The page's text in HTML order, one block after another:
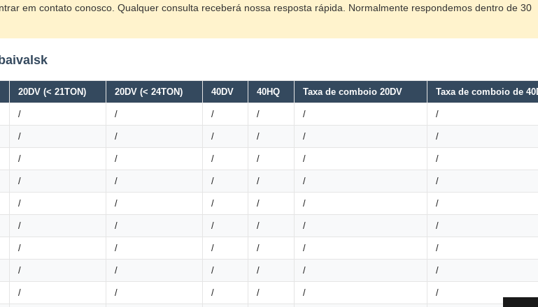
em contato conosco. Qualquer consulta receberá nossa resposta rápida. Normalmente respondemos dentro de 30
20DV (< 21TON) 20DV (< 24TON) 40DV 40HQ Taxa de comboio 20DV Taxa de comboio de
/ / / / / /
/ / / / / /
/ / / / / /
/ / / / / /
/ / / / / /
/ / / / / /
/ / / / / /
/ / / / / /
/ / / / / /